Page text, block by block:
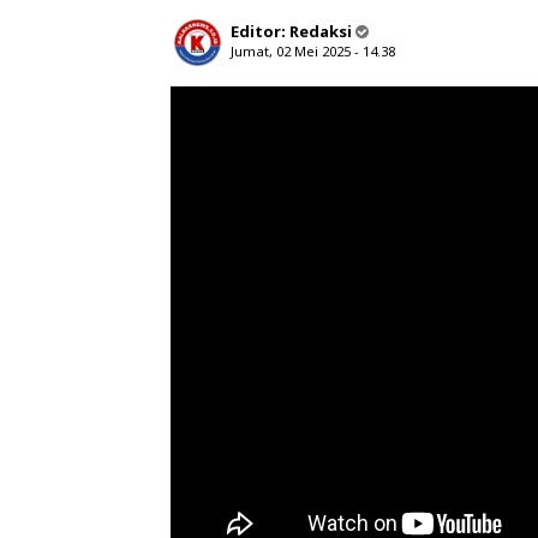
Editor: Redaksi
Jumat, 02 Mei 2025 - 14.38